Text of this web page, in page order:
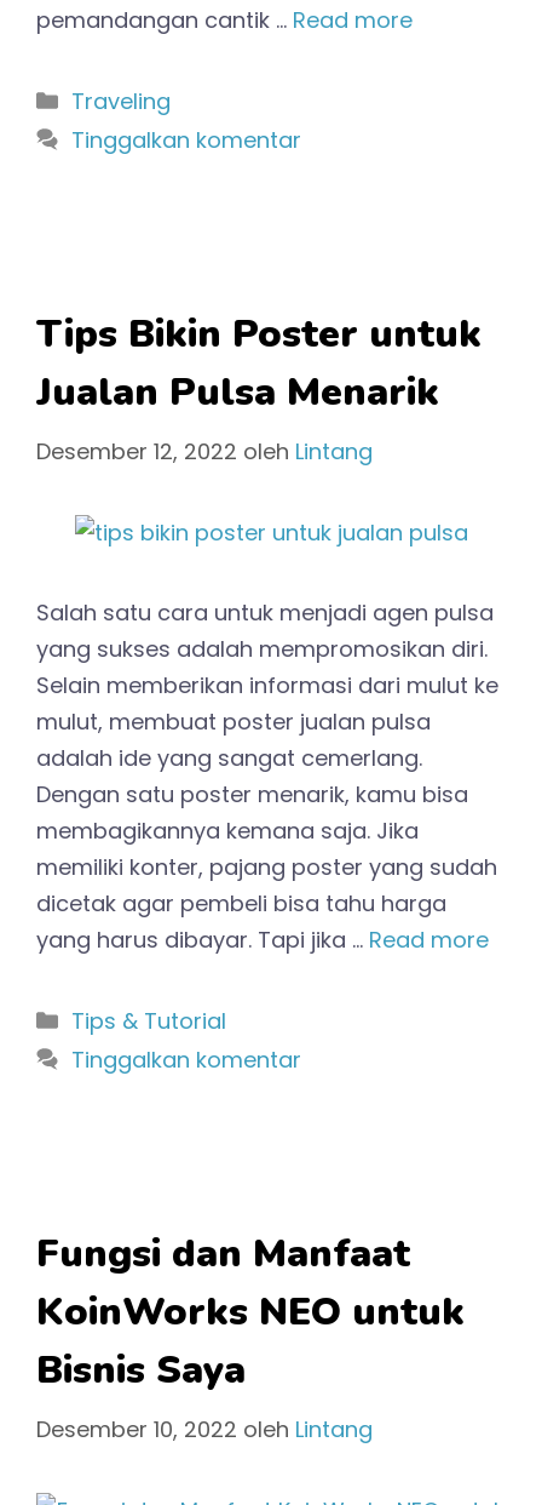
pemandangan cantik … Read more
Kategori
Traveling
Tinggalkan komentar
Tips Bikin Poster untuk
Jualan Pulsa Menarik
Desember 12, 2022 oleh Lintang
Salah satu cara untuk menjadi agen pulsa
yang sukses adalah mempromosikan diri.
Selain memberikan informasi dari mulut ke
mulut, membuat poster jualan pulsa
adalah ide yang sangat cemerlang.
Dengan satu poster menarik, kamu bisa
membagikannya kemana saja. Jika
memiliki konter, pajang poster yang sudah
dicetak agar pembeli bisa tahu harga
yang harus dibayar. Tapi jika … Read more
Kategori
Tips & Tutorial
Tinggalkan komentar
Fungsi dan Manfaat
KoinWorks NEO untuk
Bisnis Saya
Desember 10, 2022 oleh Lintang